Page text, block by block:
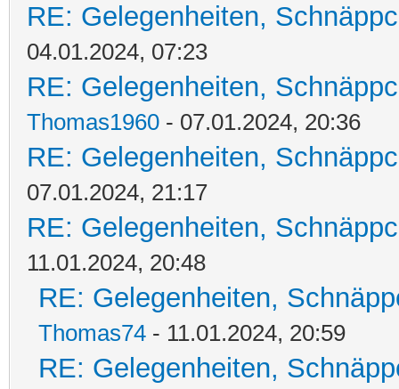
RE: Gelegenheiten,
04.01.2024, 07:23
RE: Gelegenheiten,
Thomas1960 - 07.01.2024, 20:36
RE: Gelegenheiten,
07.01.2024, 21:17
RE: Gelegenheiten,
11.01.2024, 20:48
RE: Gelegenheiten,
Thomas74 - 11.01.2024, 20:59
RE: Gelegenheiten,